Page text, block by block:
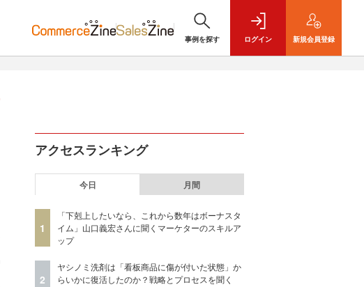
事例を探す ログイン 新規会員登録
アクセスランキング
今日 月間
1
「下剋上したいなら、これから数年はボーナスタ
イム」山口義宏さんに聞くマーケターのスキルア
ップ
2
ヤシノミ洗剤は「看板商品に傷が付いた状態」か
らいかに復活したのか？戦略とプロセスを聞く